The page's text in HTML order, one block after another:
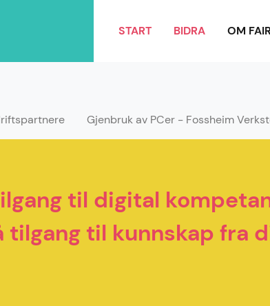
START BIDRA OM
Gjenbruk av PCer - Fossheim
til digital
tilgang til kunnskap fra